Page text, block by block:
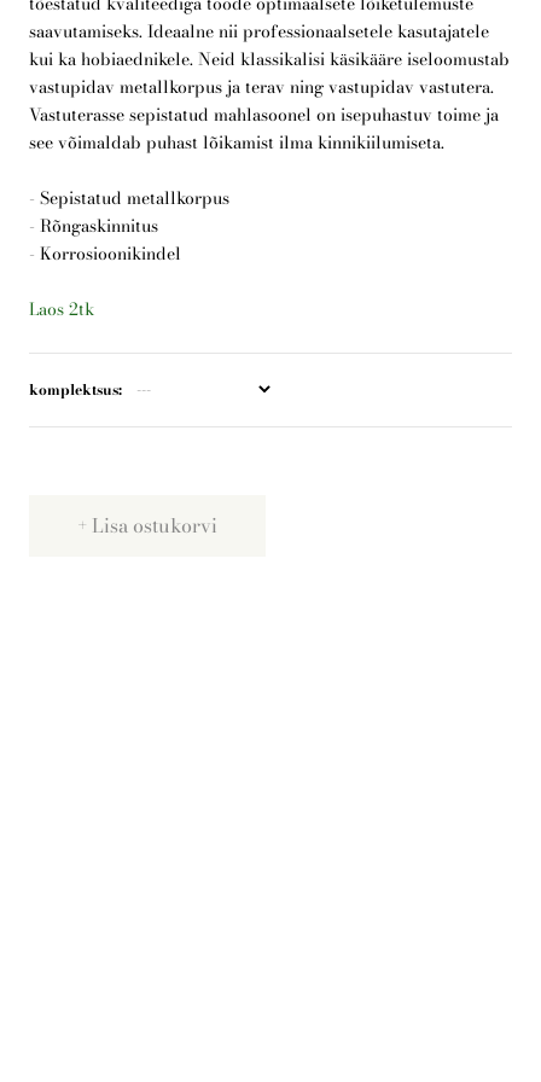
Telli arborist
saavutamiseks. Ideaalne nii professionaalsetele kasutajatele
kui ka hobiaednikele. Neid klassikalisi käsikääre iseloomustab
vastupidav metallkorpus ja terav ning vastupidav vastutera.
Vastuterasse sepistatud mahlasoonel on isepuhastuv toime ja
see võimaldab puhast lõikamist ilma kinnikiilumiseta.
- Sepistatud metallkorpus
- Rõngaskinnitus
- Korrosioonikindel
Laos 2tk
komplektsus
Lisa ostukorvi